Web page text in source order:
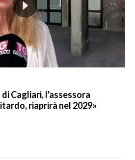
Cagliari, l'assessora
riaprirà nel 2029»